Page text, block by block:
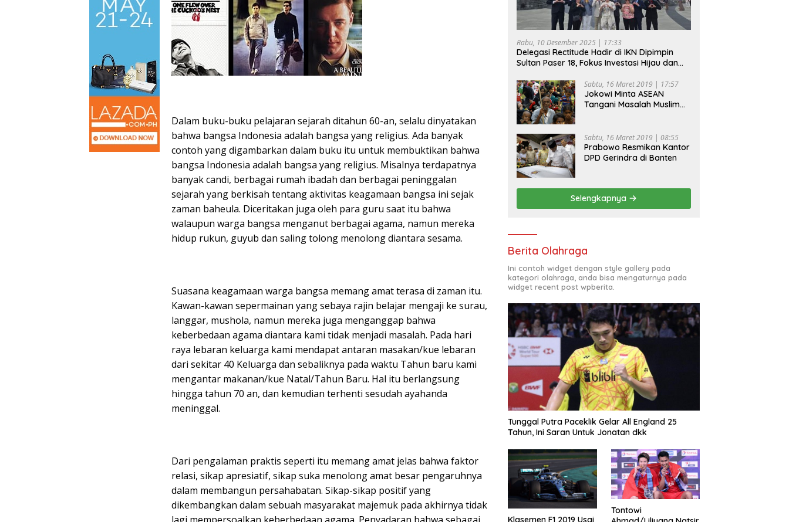
Dalam buku-buku pelajaran sejarah ditahun 60-an, selalu dinyatakan
bahwa bangsa Indonesia adalah bangsa yang religius. Ada banyak
contoh yang digambarkan dalam buku itu untuk membuktikan bahwa
bangsa Indonesia adalah bangsa yang religius. Misalnya terdapatnya
banyak candi, berbagai rumah ibadah dan berbagai peninggalan
sejarah yang berkisah tentang aktivitas keagamaan bangsa ini sejak
zaman baheula. Diceritakan juga oleh para guru saat itu bahwa
walaupun warga bangsa menganut berbagai agama, namun mereka
hidup rukun, guyub dan saling tolong menolong diantara sesama.
Suasana keagamaan warga bangsa memang amat terasa di zaman itu.
Kawan-kawan sepermainan yang sebaya rajin belajar mengaji ke surau,
langgar, mushola, namun mereka juga menganggap bahwa
keberbedaan agama diantara kami tidak menjadi masalah. Pada hari
raya lebaran keluarga kami mendapat antaran masakan/kue lebaran
dari sekitar 40 Keluarga dan sebaliknya pada waktu Tahun baru kami
mengantar makanan/kue Natal/Tahun Baru. Hal itu berlangsung
hingga tahun 70 an, dan kemudian terhenti sesudah ayahanda
meninggal.
Dari pengalaman praktis seperti itu memang amat jelas bahwa faktor
relasi, sikap apresiatif, sikap suka menolong amat besar pengaruhnya
dalam membangun persahabatan. Sikap-sikap positif yang
dikembangkan dalam sebuah masyarakat majemuk pada akhirnya tidak
Rabu, 10 Desember 2025 | 17:33
Delegasi Rectitude Hadir di IKN Dipimpin
Sultan Paser 18, Fokus Investasi Hijau dan
Sabtu, 16 Maret 2019 | 17:57
Jokowi Minta ASEAN
Tangani Masalah Muslim
Sabtu, 16 Maret 2019 | 08:55
Prabowo Resmikan Kantor
DPD Gerindra di Banten
Selengkapnya
Berita Olahraga
Ini contoh widget dengan style gallery pada
kategori olahraga, anda bisa mengaturnya pada
widget recent post wpberita.
Tunggal Putra Paceklik Gelar All England 25
Tahun, Ini Saran Untuk Jonatan dkk
Klasemen F1 2019 Usai
Tontowi